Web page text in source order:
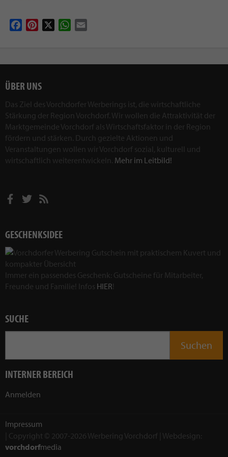
FacebookPinterest WhatsApp
ÜBER UNS
Das Ziel des Vorchdorfer Werberings ist, die wirtschaftliche
Stärkung der Region Vorchdorf. Wir wollen die Attraktivität der
Marktgemeinde Vorchdorf als Wirtschaftsfaktor in der Region
fördern und stärken. Durch gezielte Aktionen und
Veranstaltungen wollen wir Vorchdorf sozial, kulturell und
wirtschaftlich weiterentwickeln. Mehr im Leitbild!
GESCHENKSIDEE
Immer ein passendes Geschenk: Gutscheine für Mitarbeiter,
Freunde und Familie! Infos HIER!
SUCHE
INTERNER BEREICH
Anmelden
Impressum
| Copyright © 2007-2026 Werbering Vorchdorf | Webdesign:
vorchdorfmedia